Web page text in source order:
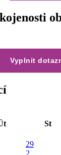
Vyplnit
St
29
2